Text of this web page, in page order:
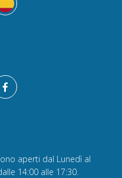
aperti dal Lunedì al
14:00 alle 17:30.